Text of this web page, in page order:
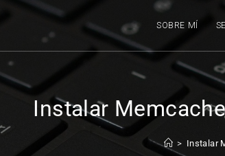
SOBRE MÍ
Instalar
> Instalar